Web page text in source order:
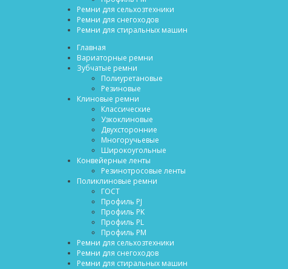
Ремни для сельхозтехники
Ремни для снегоходов
Ремни для стиральных машин
Главная
Вариаторные ремни
Зубчатые ремни
Полиуретановые
Резиновые
Клиновые ремни
Классические
Узкоклиновые
Двухсторонние
Многоручьевые
Широкоугольные
Конвейерные ленты
Резинотросовые ленты
Поликлиновые ремни
ГОСТ
Профиль PJ
Профиль PK
Профиль PL
Профиль PM
Ремни для сельхозтехники
Ремни для снегоходов
Ремни для стиральных машин